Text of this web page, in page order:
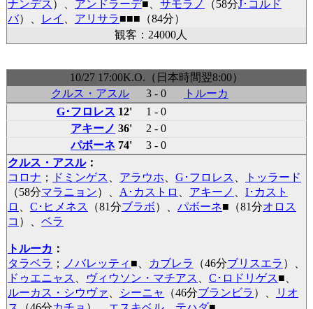
ナンデス ）、 アンドラーデ■ サモラノ （58分J･コルド
バ）、 レイ アリサラ■■■ （84分）
観客：24000人
10/27 17:00K.O.（日本時間翌8:00）
クルス・アスル
3 - 0
トルーカ
G･フロレス 12'
1 - 0
アキーノ 36'
2 - 0
パボーネ 74'
3 - 0
クルス・アスル：
コロナ ； ドミンゲス アラウホ G･フロレス
トッラード
（58分マラニョン）、 A･カストロ アキーノ
I･カスト
ロ
C･ヒメネス （81分ブラボ）、 パボーネ■ （81分オロス
コ ）、 ベラ
トルーカ ：
タラベラ ； ノバレッティ ■ カブレラ （46分ブリスエラ ）、
ドゥエニャス
ヴィウソン・マチアス C･ロドリゲス■
ルーカス・シウヴァ
シーニャ （46分ブランビラ ）、
リオ